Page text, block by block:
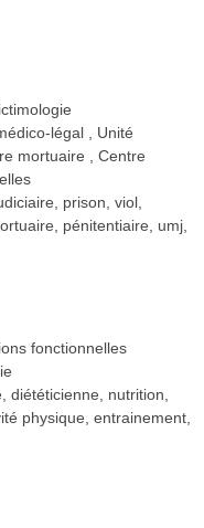
légal
Unité
mortuaire
Centre
prison, viol,
pénitentiaire, umj,
fonctionnelles
diététicienne, nutrition,
physique, entrainement,